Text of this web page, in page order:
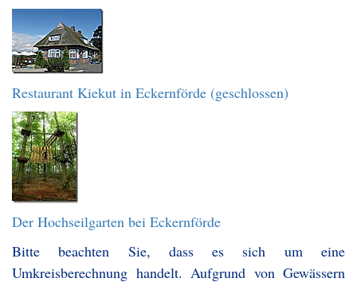
Restaurant Kiekut in Eckernförde (geschlossen)
Der Hochseilgarten bei Eckernförde
Bitte beachten Sie, dass es sich um eine
Umkreisberechnung handelt. Aufgrund von Gewässern